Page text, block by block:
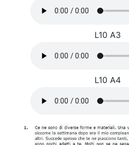
L10 A3
L10 A4